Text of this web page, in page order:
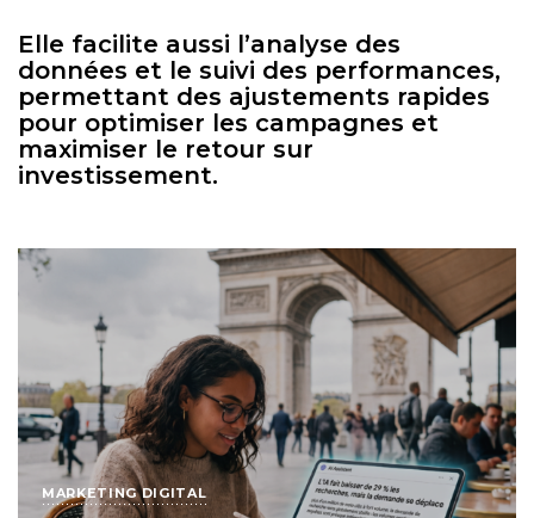
Elle facilite aussi l’analyse des
données et le suivi des performances,
permettant des ajustements rapides
pour optimiser les campagnes et
maximiser le retour sur
investissement.
MARKETING DIGITAL